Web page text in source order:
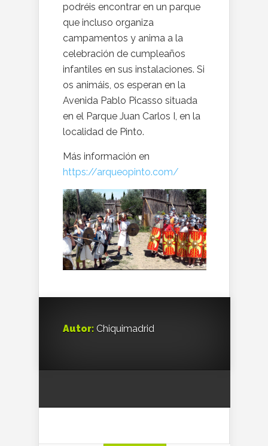
podréis encontrar en un parque
que incluso organiza
campamentos y anima a la
celebración de cumpleaños
infantiles en sus instalaciones. Si
os animáis, os esperan en la
Avenida Pablo Picasso situada
en el Parque Juan Carlos I, en la
localidad de Pinto.
Más información en
https://arqueopinto.com/
Autor: Chiquimadrid